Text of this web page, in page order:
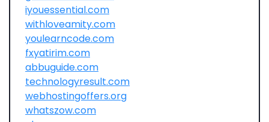
iyouessential.com
withloveamity.com
youlearncode.com
fxyatirim.com
abbuguide.com
technologyresult.com
webhostingoffers.org
whatszow.com